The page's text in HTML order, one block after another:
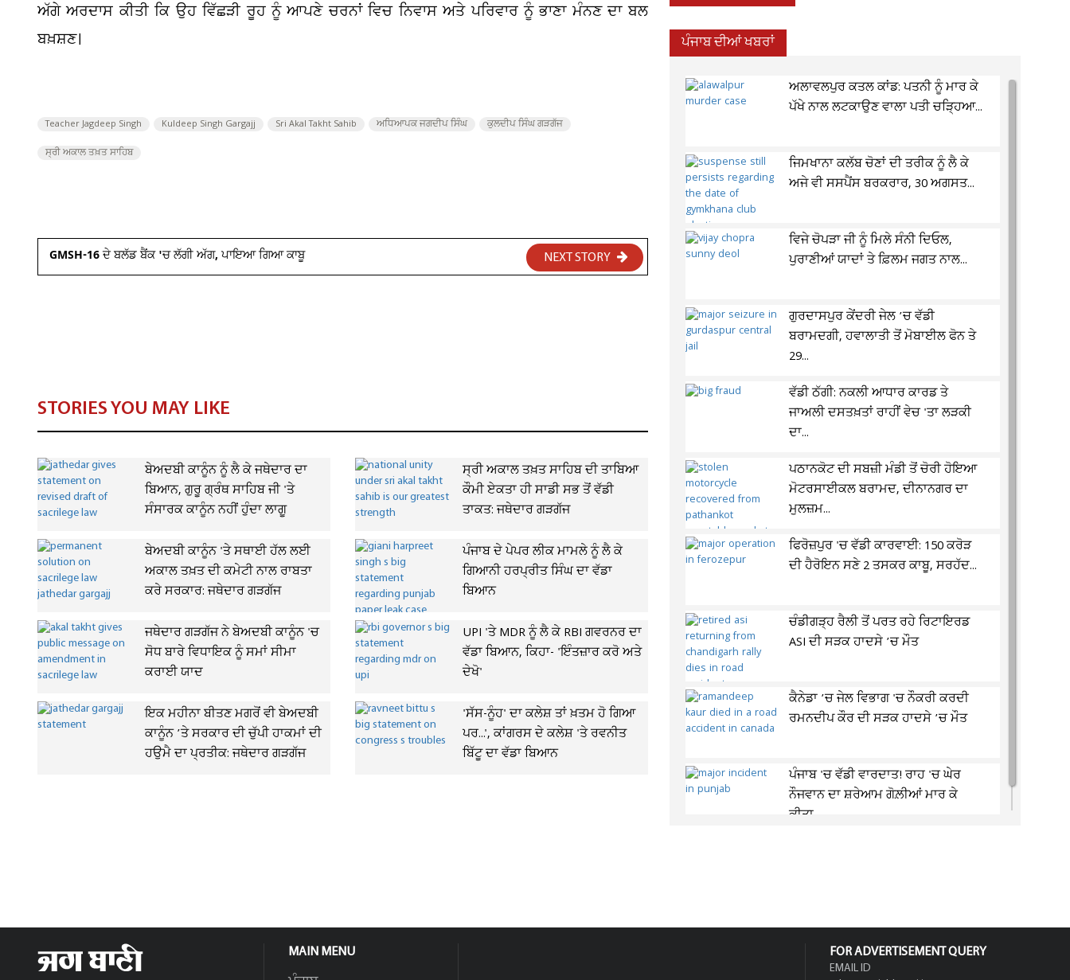
ਅੱਗੇ ਅਰਦਾਸ ਕੀਤੀ ਕਿ ਉਹ ਵਿੱਛੜੀ ਰੂਹ ਨੂੰ ਆਪਣੇ ਚਰਨਾਂ ਵਿਚ ਨਿਵਾਸ ਅਤੇ ਪਰਿਵਾਰ ਨੂੰ ਭਾਣਾ ਮੰਨਣ ਦਾ ਬਲ
ਬਖ਼ਸ਼ਣ।
Teacher Jagdeep Singh Kuldeep Singh Gargajj Sri Akal Takht Sahib ਅਧਿਆਪਕ ਜਗਦੀਪ ਸਿੰਘ ਕੁਲਦੀਪ ਸਿੰਘ ਗੜਗੱਜ
ਸ੍ਰੀ ਅਕਾਲ ਤਖ਼ਤ ਸਾਹਿਬ
GMSH-16 ਦੇ ਬਲੱਡ ਬੈਂਕ 'ਚ ਲੱਗੀ ਅੱਗ, ਪਾਇਆ ਗਿਆ ਕਾਬੂ NEXT STORY
STORIES YOU MAY LIKE
ਬੇਅਦਬੀ ਕਾਨੂੰਨ ਨੂੰ ਲੈ ਕੇ ਜਥੇਦਾਰ ਦਾ
ਬਿਆਨ, ਗੁਰੂ ਗ੍ਰੰਥ ਸਾਹਿਬ ਜੀ 'ਤੇ
ਸੰਸਾਰਕ ਕਾਨੂੰਨ ਨਹੀਂ ਹੁੰਦਾ ਲਾਗੂ
ਸ੍ਰੀ ਅਕਾਲ ਤਖ਼ਤ ਸਾਹਿਬ ਦੀ ਤਾਬਿਆ
ਕੌਮੀ ਏਕਤਾ ਹੀ ਸਾਡੀ ਸਭ ਤੋਂ ਵੱਡੀ
ਤਾਕਤ: ਜਥੇਦਾਰ ਗੜਗੱਜ
ਬੇਅਦਬੀ ਕਾਨੂੰਨ 'ਤੇ ਸਥਾਈ ਹੱਲ ਲਈ
ਅਕਾਲ ਤਖ਼ਤ ਦੀ ਕਮੇਟੀ ਨਾਲ ਰਾਬਤਾ
ਕਰੇ ਸਰਕਾਰ: ਜਥੇਦਾਰ ਗੜਗੱਜ
ਪੰਜਾਬ ਦੇ ਪੇਪਰ ਲੀਕ ਮਾਮਲੇ ਨੂੰ ਲੈ ਕੇ
ਗਿਆਨੀ ਹਰਪ੍ਰੀਤ ਸਿੰਘ ਦਾ ਵੱਡਾ
ਬਿਆਨ
ਜਥੇਦਾਰ ਗੜਗੱਜ ਨੇ ਬੇਅਦਬੀ ਕਾਨੂੰਨ 'ਚ
ਸੋਧ ਬਾਰੇ ਵਿਧਾਇਕ ਨੂੰ ਸਮਾਂ ਸੀਮਾ
ਕਰਾਈ ਯਾਦ
UPI 'ਤੇ MDR ਨੂੰ ਲੈ ਕੇ RBI ਗਵਰਨਰ ਦਾ
ਵੱਡਾ ਬਿਆਨ, ਕਿਹਾ- 'ਇੰਤਜ਼ਾਰ ਕਰੋ ਅਤੇ
ਦੇਖੋ'
ਇਕ ਮਹੀਨਾ ਬੀਤਣ ਮਗਰੋਂ ਵੀ ਬੇਅਦਬੀ
ਕਾਨੂੰਨ ’ਤੇ ਸਰਕਾਰ ਦੀ ਚੁੱਪੀ ਹਾਕਮਾਂ ਦੀ
ਹਉਮੈ ਦਾ ਪ੍ਰਤੀਕ: ਜਥੇਦਾਰ ਗੜਗੱਜ
'ਸੱਸ-ਨੂੰਹ' ਦਾ ਕਲੇਸ਼ ਤਾਂ ਖ਼ਤਮ ਹੋ ਗਿਆ
ਪਰ...', ਕਾਂਗਰਸ ਦੇ ਕਲੇਸ਼ 'ਤੇ ਰਵਨੀਤ
ਬਿੱਟੂ ਦਾ ਵੱਡਾ ਬਿਆਨ
ਪੰਜਾਬ ਦੀਆਂ ਖਬਰਾਂ
ਅਲਾਵਲਪੁਰ ਕਤਲ ਕਾਂਡ: ਪਤਨੀ ਨੂੰ ਮਾਰ ਕੇ
ਪੱਖੇ ਨਾਲ ਲਟਕਾਉਣ ਵਾਲਾ ਪਤੀ ਚੜ੍ਹਿਆ...
ਜਿਮਖਾਨਾ ਕਲੱਬ ਚੋਣਾਂ ਦੀ ਤਰੀਕ ਨੂੰ ਲੈ ਕੇ
ਅਜੇ ਵੀ ਸਸਪੈਂਸ ਬਰਕਰਾਰ, 30 ਅਗਸਤ...
ਵਿਜੇ ਚੋਪੜਾ ਜੀ ਨੂੰ ਮਿਲੇ ਸੰਨੀ ਦਿਓਲ,
ਪੁਰਾਣੀਆਂ ਯਾਦਾਂ ਤੇ ਫ਼ਿਲਮ ਜਗਤ ਨਾਲ...
ਗੁਰਦਾਸਪੁਰ ਕੇਂਦਰੀ ਜੇਲ ’ਚ ਵੱਡੀ
ਬਰਾਮਦਗੀ, ਹਵਾਲਾਤੀ ਤੋਂ ਮੋਬਾਈਲ ਫੋਨ ਤੇ
29...
ਵੱਡੀ ਠੱਗੀ: ਨਕਲੀ ਆਧਾਰ ਕਾਰਡ ਤੇ
ਜਾਅਲੀ ਦਸਤਖ਼ਤਾਂ ਰਾਹੀਂ ਵੇਚ 'ਤਾ ਲੜਕੀ
ਦਾ...
ਪਠਾਨਕੋਟ ਦੀ ਸਬਜ਼ੀ ਮੰਡੀ ਤੋਂ ਚੋਰੀ ਹੋਇਆ
ਮੋਟਰਸਾਈਕਲ ਬਰਾਮਦ, ਦੀਨਾਨਗਰ ਦਾ
ਮੁਲਜ਼ਮ...
ਫਿਰੋਜ਼ਪੁਰ 'ਚ ਵੱਡੀ ਕਾਰਵਾਈ: 150 ਕਰੋੜ
ਦੀ ਹੈਰੋਇਨ ਸਣੇ 2 ਤਸਕਰ ਕਾਬੂ, ਸਰਹੱਦ...
ਚੰਡੀਗੜ੍ਹ ਰੈਲੀ ਤੋਂ ਪਰਤ ਰਹੇ ਰਿਟਾਇਰਡ
ASI ਦੀ ਸੜਕ ਹਾਦਸੇ ’ਚ ਮੌਤ
ਕੈਨੇਡਾ ’ਚ ਜੇਲ ਵਿਭਾਗ 'ਚ ਨੌਕਰੀ ਕਰਦੀ
ਰਮਨਦੀਪ ਕੌਰ ਦੀ ਸੜਕ ਹਾਦਸੇ ’ਚ ਮੌਤ
ਪੰਜਾਬ 'ਚ ਵੱਡੀ ਵਾਰਦਾਤ! ਰਾਹ 'ਚ ਘੇਰ
ਨੌਜਵਾਨ ਦਾ ਸ਼ਰੇਆਮ ਗੋਲ਼ੀਆਂ ਮਾਰ ਕੇ
ਕੀਤਾ...
MAIN MENU FOR ADVERTISEMENT QUERY
EMAIL ID